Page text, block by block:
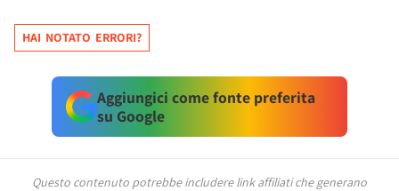
HAI NOTATO ERRORI?
Aggiungici come fonte preferita
su Google
Questo contenuto potrebbe includere link affiliati che generano